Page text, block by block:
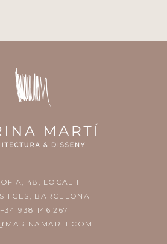
48, LOCAL 1
BARCELONA
938 146 267